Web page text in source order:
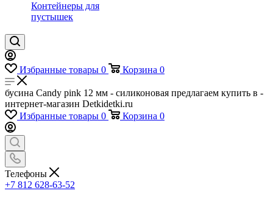
Контейнеры для
пустышек
Избранные товары 0 Корзина 0
бусина Candy pink 12 мм - силиконовая предлагаем купить в -
интернет-магазин Detkidetki.ru
Избранные товары 0 Корзина 0
Телефоны
+7 812 628-63-52